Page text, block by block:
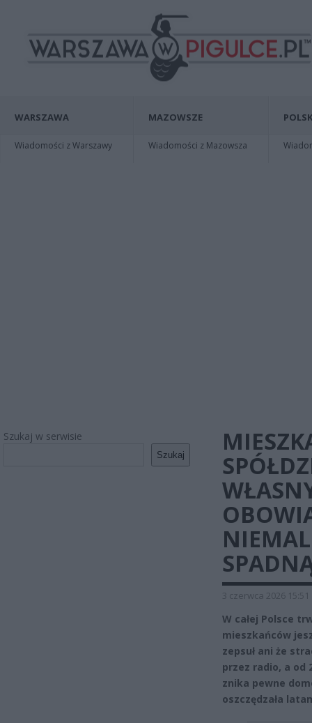
WARSZAWA
Wiadomości z Warszawy
MAZOWSZE
Wiadomości z Mazowsza
Szukaj w serwisie
Szukaj
3 czerwca 2026 15:51
W całej Polsce
mieszkańców
zepsuł ani że
przez radio, a od
znika pewne
oszczędzała